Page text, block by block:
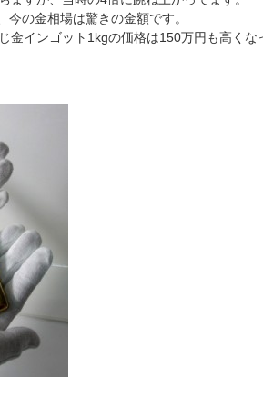
の金相場は驚きの金額です。
金インゴット1kgの価格は150万円も高くな